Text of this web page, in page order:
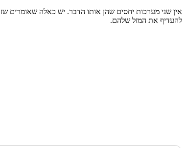
אין שני מערכות יחסים שהן אותו הדבר. יש כאלה שאומרים
להעדיף את המזל שלהם.